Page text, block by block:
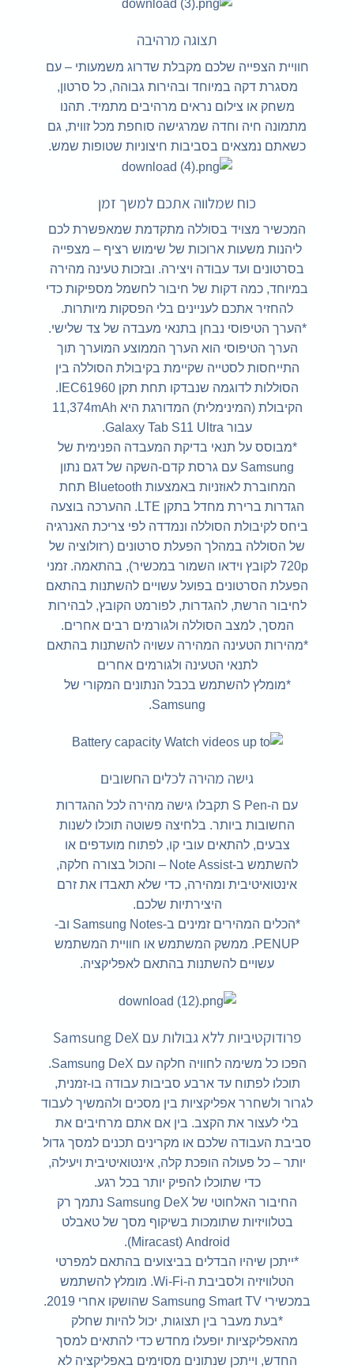
תצוגה מרהיבה
חוויית הצפייה שלכם מקבלת שדרוג משמעותי – עם
מסגרת דקה במיוחד ובהירות גבוהה, כל סרטון,
משחק או צילום נראים מרהיבים מתמיד. תהנו
מתמונה חיה וחדה שמרגישה סוחפת מכל זווית, גם
כשאתם נמצאים בסביבות חיצוניות שטופות שמש.
כוח שמלווה אתכם למשך זמן
המכשיר מצויד בסוללה מתקדמת שמאפשרת לכם
ליהנות משעות ארוכות של שימוש רציף – מצפייה
בסרטונים ועד עבודה ויצירה. ובזכות טעינה מהירה
במיוחד, כמה דקות של חיבור לחשמל מספיקות כדי
להחזיר אתכם לעניינים בלי הפסקות מיותרות.
*הערך הטיפוסי נבחן בתנאי מעבדה של צד שלישי.
הערך הטיפוסי הוא הערך הממוצע המוערך תוך
התייחסות לסטייה שקיימת בקיבולת הסוללה בין
הסוללות לדוגמה שנבדקו תחת תקן IEC61960.
הקיבולת (המינימלית) המדורגת היא 11,374mAh
עבור Galaxy Tab S11 Ultra.
*מבוסס על תנאי בדיקת המעבדה הפנימית של
Samsung עם גרסת קדם-השקה של דגם נתון
המחוברת לאוזניות באמצעות Bluetooth תחת
הגדרות ברירת מחדל בתקן LTE. ההערכה בוצעה
ביחס לקיבולת הסוללה ונמדדה לפי צריכת האנרגיה
של הסוללה במהלך הפעלת סרטונים (רזולוציה של
720p לקובץ וידאו השמור במכשיר), בהתאמה. זמני
הפעלת הסרטונים בפועל עשויים להשתנות בהתאם
לחיבור הרשת, להגדרות, לפורמט הקובץ, לבהירות
המסך, למצב הסוללה ולגורמים רבים אחרים.
*מהירות הטעינה המהירה עשויה להשתנות בהתאם
לתנאי הטעינה ולגורמים אחרים
*מומלץ להשתמש בכבל הנתונים המקורי של
Samsung.
גישה מהירה לכלים החשובים
עם ה-S Pen תקבלו גישה מהירה לכל ההגדרות
החשובות ביותר. בלחיצה פשוטה תוכלו לשנות
צבעים, להתאים עובי קו, לפתוח מועדפים או
להשתמש ב-Note Assist – והכול בצורה חלקה,
אינטואיטיבית ומהירה, כדי שלא תאבדו את זרם
היצירתיות שלכם.
*הכלים המהירים זמינים ב-Samsung Notes וב-
PENUP. ממשק המשתמש או חוויית המשתמש
עשויים להשתנות בהתאם לאפליקציה.
פרודוקטיביות ללא גבולות עם Samsung DeX
הפכו כל משימה לחוויה חלקה עם Samsung DeX.
תוכלו לפתוח עד ארבע סביבות עבודה בו-זמנית,
לגרור ולשחרר אפליקציות בין מסכים ולהמשיך לעבוד
בלי לעצור את הקצב. בין אם אתם מרחיבים את
סביבת העבודה שלכם או מקרינים תכנים למסך גדול
יותר – כל פעולה הופכת קלה, אינטואיטיבית ויעילה,
כדי שתוכלו להפיק יותר בכל רגע.
החיבור האלחוטי של Samsung DeX נתמך רק
בטלוויזיות שתומכות בשיקוף מסך של טאבלט
Android ‏(Miracast).
*ייתכן שיהיו הבדלים בביצועים בהתאם למפרטי
הטלוויזיה ולסביבת ה-Wi-Fi. מומלץ להשתמש
במכשירי Samsung Smart TV שהושקו אחרי 2019.
*בעת מעבר בין תצוגות, יכול להיות שחלק
מהאפליקציות יופעלו מחדש כדי להתאים למסך
החדש, וייתכן שנתונים מסוימים באפליקציה לא